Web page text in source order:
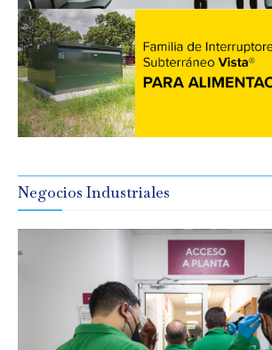
Negocios Industriales